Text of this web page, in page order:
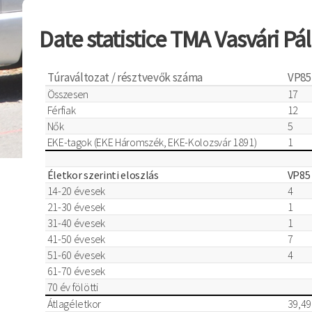
Date statistice TMA Vasvári
Túraváltozat / résztvevők száma VP85
Összesen 17
Férfiak
12
Nők
5
EKE-tagok (EKE Háromszék, EKE-Kolozsvár 1891)
1
Életkor szerinti eloszlás VP85
14-20 évesek
4
21-30 évesek
1
31-40 évesek
1
41-50 évesek
7
51-60 évesek
4
61-70 évesek
70 év fölötti
Átlagéletkor
39,49